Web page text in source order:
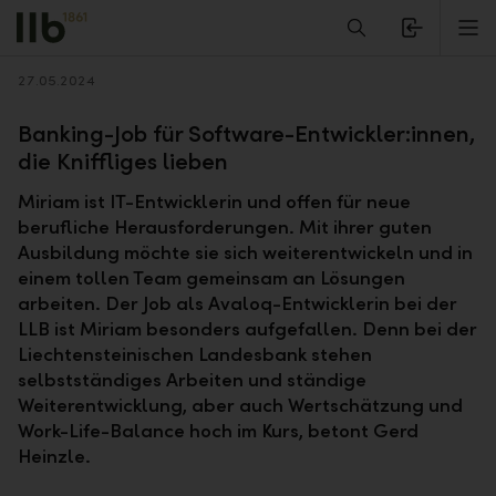
Alerts.Headline
Zurück
27.05.2024
Banking-Job für Software-Entwickler:innen,
die Kniffliges lieben
Miriam ist IT-Entwicklerin und offen für neue
berufliche Herausforderungen. Mit ihrer guten
Ausbildung möchte sie sich weiterentwickeln und in
einem tollen Team gemeinsam an Lösungen
arbeiten. Der Job als Avaloq-Entwicklerin bei der
LLB ist Miriam besonders aufgefallen. Denn bei der
Liechtensteinischen Landesbank stehen
selbstständiges Arbeiten und ständige
Weiterentwicklung, aber auch Wertschätzung und
Work-Life-Balance hoch im Kurs, betont Gerd
Heinzle.